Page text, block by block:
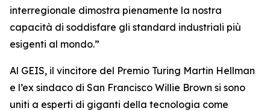
interregionale dimostra pienamente la nostra
capacità di soddisfare gli standard industriali più
esigenti al mondo.”
Al GEIS, il vincitore del Premio Turing Martin Hellman
e l’ex sindaco di San Francisco Willie Brown si sono
uniti a esperti di giganti della tecnologia come